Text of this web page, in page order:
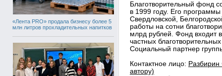
«Лента PRO» продала бизнесу более 5
млн литров прохладительных напитков
Благотворительный фонд
в 1999 году. Его
Свердловской,
работы на сотни
млрд рублей. Фонд входит
частных
Социальный партнер
Контактное лицо: Разбирин
автору)